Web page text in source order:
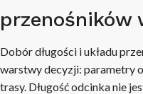
przenośników
Dobór długości i układu
warstwy decyzji: parametry
trasy. Długość odcinka nie